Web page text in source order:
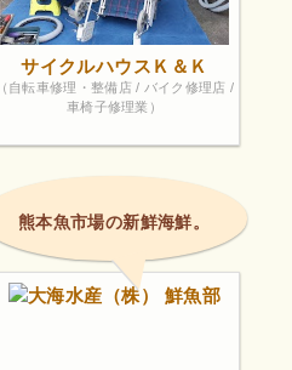
サイクルハウスＫ＆Ｋ
（自転車修理・整備店 / バイク修理店 /
車椅子修理業）
熊本魚市場の新鮮海鮮。